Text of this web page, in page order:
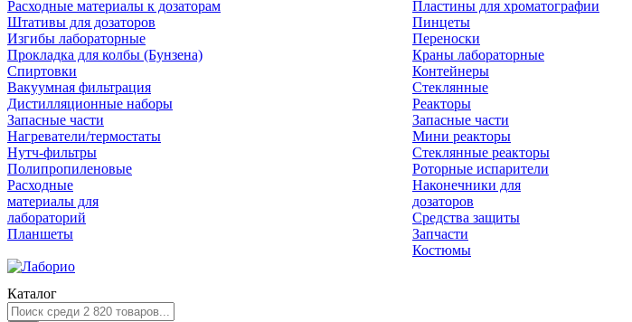
Расходные материалы к дозаторам
Штативы для дозаторов
Изгибы лабораторные
Прокладка для колбы (Бунзена)
Спиртовки
Пластины для хроматографии
Пинцеты
Переноски
Краны лабораторные
Контейнеры
Вакуумная фильтрация
Дистилляционные наборы
Запасные части
Нагреватели/термостаты
Нутч-фильтры
Полипропиленовые
Стеклянные
Реакторы
Запасные части
Мини реакторы
Стеклянные реакторы
Роторные испарители
Расходные
материалы для
лабораторий
Планшеты
Наконечники для
дозаторов
Средства защиты
Запчасти
Костюмы
Каталог